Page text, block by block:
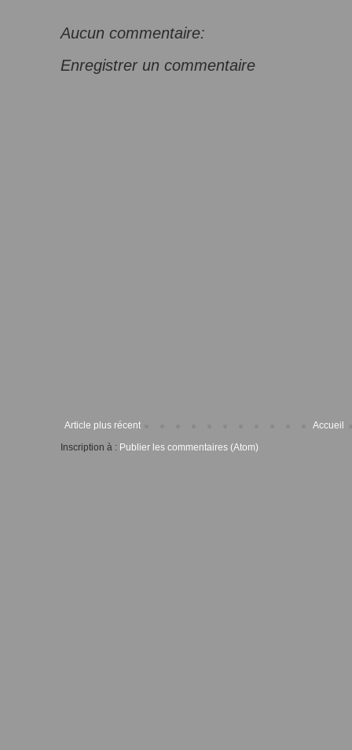
Aucun commentaire:
Enregistrer un commentaire
Article plus récent
Accueil
Inscription à : Publier les commentaires (Atom)